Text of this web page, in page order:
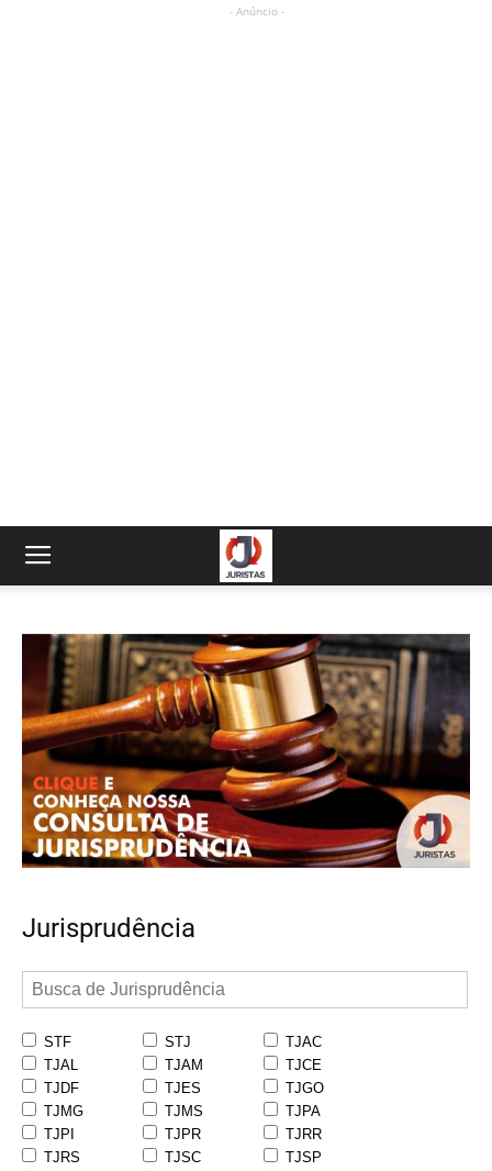
- Anúncio -
Jurisprudência
STF STJ
TJAC
TJAL
TJAM
TJCE
TJDF
TJES
TJGO
TJMG
TJMS
TJPA
TJPI
TJPR
TJRR
TJRS
TJSC
TJSP